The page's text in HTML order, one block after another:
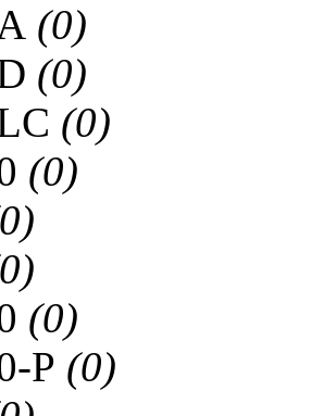
(0)
(0)
(0)
(0)
(0)
P (0)